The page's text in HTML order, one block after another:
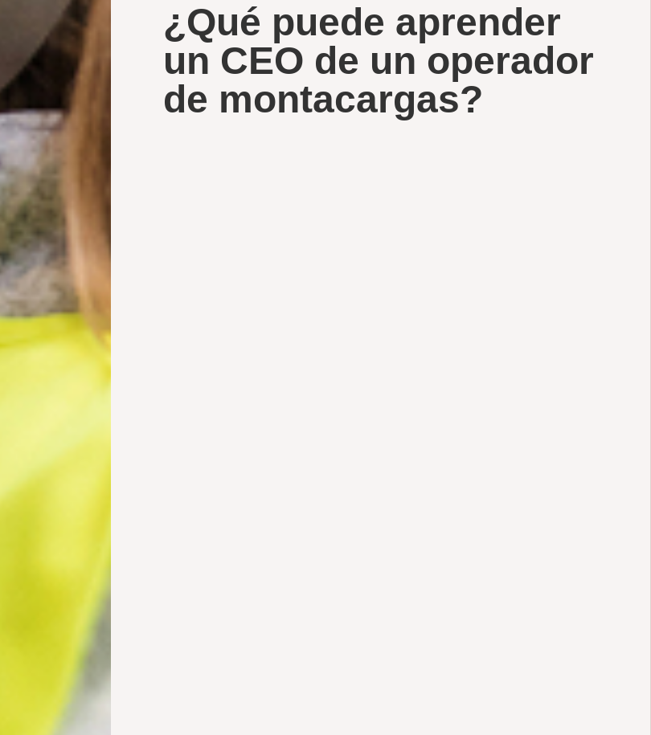
¿Qué puede aprender
un CEO de un operador
de montacargas?